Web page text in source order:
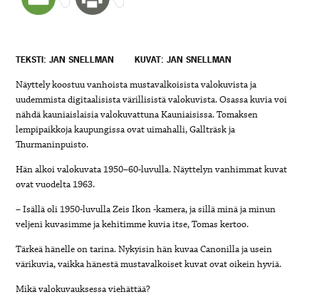
TEKSTI: JAN SNELLMAN KUVAT: JAN SNELLMAN
Näyttely koostuu vanhoista mustavalkoisista valokuvista ja
uudemmista digitaalisista värillisistä valokuvista. Osassa kuvia voi
nähdä kauniaislaisia valokuvattuna Kauniaisissa. Tomaksen
lempipaikkoja kaupungissa ovat uimahalli, Gallträsk ja
Thurmaninpuisto.
Hän alkoi valokuvata 1950–60-luvulla. Näyttelyn vanhimmat kuvat
ovat vuodelta 1963.
– Isällä oli 1950-luvulla Zeis Ikon -kamera, ja sillä minä ja minun
veljeni kuvasimme ja kehitimme kuvia itse, Tomas kertoo.
Tärkeä hänelle on tarina. Nykyisin hän kuvaa Canonilla ja usein
värikuvia, vaikka hänestä mustavalkoiset kuvat ovat oikein hyviä.
Mikä valokuvauksessa viehättää?